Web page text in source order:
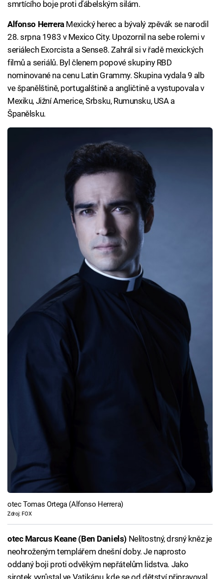
smrtícího boje proti ďábelským silám.
Alfonso HerreraMexický herec a bývalý zpěvák se narodil
28. srpna 1983 v Mexico City. Upozornil na sebe rolemi v
seriálech Exorcista a Sense8. Zahrál si v řadě mexických
filmů a seriálů. Byl členem popové skupiny RBD
nominované na cenu Latin Grammy. Skupina vydala 9 alb
ve španělštině, portugalštině a angličtině a vystupovala v
Mexiku, Jižní Americe, Srbsku, Rumunsku, USA a
Španělsku.
otec Tomas Ortega (Alfonso Herrera)
Zdroj: FOX
otec Marcus Keane (Ben Daniels) Nelítostný, drsný kněz je
neohroženým templářem dnešní doby. Je naprosto
oddaný boji proti odvěkým nepřátelům lidstva. Jako
sirotek vyrůstal ve Vatikánu, kde se od dětství připravoval